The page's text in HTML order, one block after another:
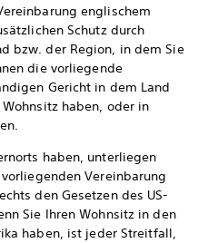
englischem
Schutz durch
bzw. der Region, in dem Sie
die vorliegende
Gericht in dem Land
haben, oder in
haben, unterliegen
Vereinbarung
den Gesetzen des US-
Sie Ihren Wohnsitz in den
haben, ist jeder Streitfall,